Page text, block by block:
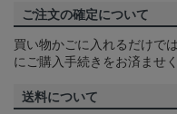
ご注文の確定について
買い物かごに入れるだけで
にご購入手続きをお済ませく
送料について